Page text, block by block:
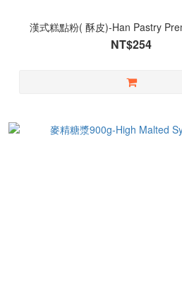
漢式糕點粉( 酥皮)-Han Pastry
NT$254